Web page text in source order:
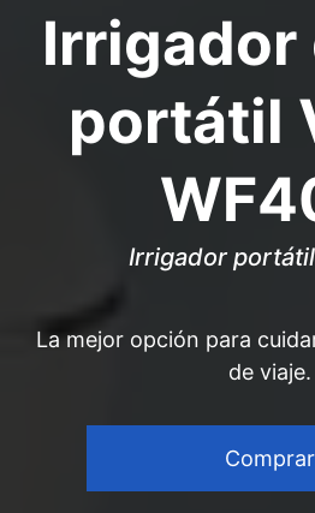
Irrigador
portátil
Irrigador
La mejor opción para
de viaje.
Comprar